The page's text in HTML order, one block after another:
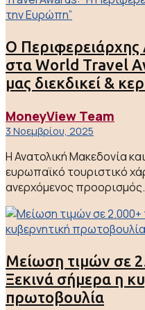
Ο Περιφερειάρχης
στα World Travel
μας διεκδικεί &
MoneyView Team
3 Νοεμβρίου, 2025
Η Ανατολική Μακεδονία
ευρωπαϊκό τουριστικό
ανερχόμενος
Μείωση τιμών σε
Ξεκινά σήμερα η
πρωτοβουλία